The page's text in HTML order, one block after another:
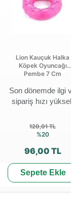
Lion Kauçuk Halka
Köpek Oyuncağı
Pembe 7 Cm
Son dönemde ilgi ve
sipariş hızı yüksek
120,01 TL
%20
96,00 TL
Sepete Ekle